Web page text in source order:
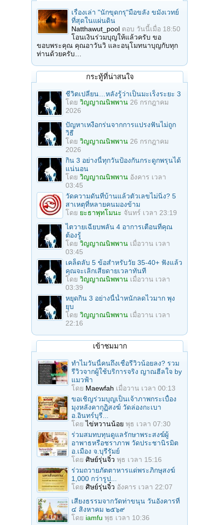
เรื่องเล่า "นักขุดกรุ"มือขลัง ขมังเวทย์
ที่สุดในแผ่นดิน
Natthawut_pool ตอบ วันนี้เมื่อ 18:50
โอนเงินร่วมบุญให้แล้วครับ ขอ
ขอบพระคุณ คุณอาวันวิ และอนุโมทนาบุญกับทุก
ท่านด้วยครับ…
กระทู้ที่น่าสนใจ
ชีวิตเปลี่ยน…หลังรู้ว่าเป็นมะเร็งระยะ 3
โดย วิญญาณนิพพาน 26 กรกฎาคม
2026
ปัญหาเหงือกร่นจากการแปรงฟันไม่ถูก
วิธี
โดย วิญญาณนิพพาน 26 กรกฎาคม
2026
กิน 3 อย่างนี้ทุกวันป้องกันกระดูกพรุนได้
แน่นอน
โดย วิญญาณนิพพาน อังคาร เวลา
03:45
วัดความดันที่บ้านแล้วตัวเลขไม่นิ่ง? 5
สาเหตุที่หลายคนมองข้าม
โดย ยะธาพุทโมนะ จันทร์ เวลา 23:19
ไตวายเฉียบพลัน 4 อาการเตือนที่คุณ
ต้องรู้
โดย วิญญาณนิพพาน เมื่อวาน เวลา
03:45
เคล็ดลับ 5 ข้อสำหรับวัย 35-40+ ฟังแล้ว
คุณจะเลิกเสียดายเวลาทันที
โดย วิญญาณนิพพาน เมื่อวาน เวลา
03:39
หยุดกิน 3 อย่างนี้น้ำหนักลดไวมาก พุง
ยุบ
โดย วิญญาณนิพพาน เมื่อวาน เวลา
22:16
เข้าชมมาก
ทำไมวันนี้คนถึงเชื่อรีวิวน้อยลง? รวม
รีวิวจากผู้ใช้บริการจริง ญาณฮีลใจ by
แมวฟ้า
โดย Maewfah เมื่อวาน เวลา 00:13
ขอเชิญร่วมบุญเป็นเจ้าภาพกระเบื้อง
มุงหลังคากุฏิสงฆ์ วัดล่องกะเบา
อ.อินทร์บุรี...
โดยไข่หวานน้อย พุธ เวลา 07:30
ร่วมสมทบทุนดูแลรักษาพระสงฆ์ผู้
อาพาธหรือชราภาพ วัดประชานิรมิต
อ.เมือง จ.บุรีรัมย์
โดย ศิษย์รุ่นจิ๋ว พุธ เวลา 15:16
ร่วมถวายภัตตาหารแด่พระภิกษุสงฆ์
1,000 กว่ารูป...
โดย ศิษย์รุ่นจิ๋ว อังคาร เวลา 22:07
เสียงธรรมจากวัดท่าขนุน วันอังคารที่
๔ สิงหาคม ๒๕๖๙
โดย iamfu พุธ เวลา 10:36